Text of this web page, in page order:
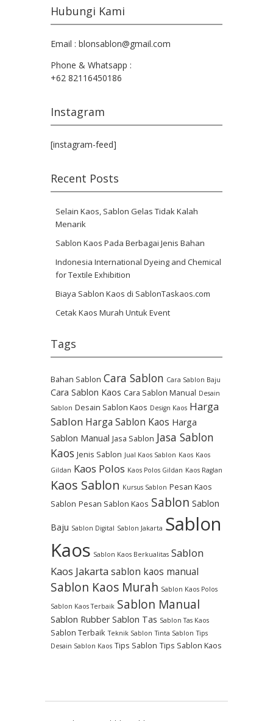
Hubungi Kami
Email : blonsablon@gmail.com
Phone & Whatsapp :
+62 82116450186
Instagram
[instagram-feed]
Recent Posts
Selain Kaos, Sablon Gelas Tidak Kalah
Menarik
Sablon Kaos Pada Berbagai Jenis Bahan
Indonesia International Dyeing and Chemical
for Textile Exhibition
Biaya Sablon Kaos di SablonTaskaos.com
Cetak Kaos Murah Untuk Event
Tags
Bahan Sablon Cara Sablon Cara Sablon Baju
Cara Sablon Kaos Cara Sablon Manual Desain
Sablon Desain Sablon Kaos Design Kaos Harga
Sablon Harga Sablon Kaos Harga
Sablon Manual Jasa Sablon Jasa Sablon
Kaos Jenis Sablon Jual Kaos Sablon Kaos Kaos
Gildan Kaos Polos Kaos Polos Gildan Kaos Raglan
Kaos Sablon Kursus Sablon Pesan Kaos
Sablon Pesan Sablon Kaos Sablon Sablon
Baju Sablon Digital Sablon Jakarta Sablon
Kaos Sablon Kaos Berkualitas Sablon
Kaos Jakarta sablon kaos manual
Sablon Kaos Murah Sablon Kaos Polos
Sablon Kaos Terbaik Sablon Manual
Sablon Rubber Sablon Tas Sablon Tas Kaos
Sablon Terbaik Teknik Sablon Tinta Sablon Tips
Desain Sablon Kaos Tips Sablon Tips Sablon Kaos